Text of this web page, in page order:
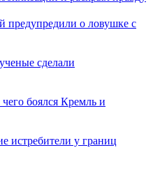
предупредили о ловушке с
сделали
боялся Кремль и
истребители у границ